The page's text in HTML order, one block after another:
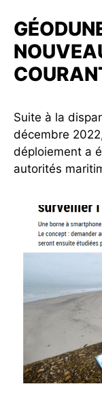
Suite à la
décembre
déploiement a
autorités